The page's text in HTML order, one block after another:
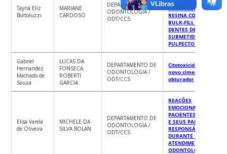
Tayná Eliz
Bortoluzzi
MARIANE
CARDOSO
DEPARTAMENTO DE
ODONTOLOGIA /
ODT/CCS
RESTAURAÇÕES DE
RESINA COMPOSTA
BULK-FILL EM
DENTES DECÍDUOS
SUBMETIDOS À
PULPECTOMIA
Gabriel
Hernandez
Machado de
Souza
LUCAS DA
FONSECA
ROBERTI
GARCIA
DEPARTAMENTO DE
ODONTOLOGIA /
ODT/CCS
Citotoxicidade de um
novo cimento
obturador
Elisa Varela
de Oliveira
MICHELE DA
SILVA BOLAN
DEPARTAMENTO DE
ODONTOLOGIA /
ODT/CCS
REAÇÕES
EMOCIONAIS DE
PACIENTES INFANTIS
E SEUS PAIS OU
RESPONSÁVEIS
DURANTE O
ATENDIMENTO
ODONTOLÓGICO